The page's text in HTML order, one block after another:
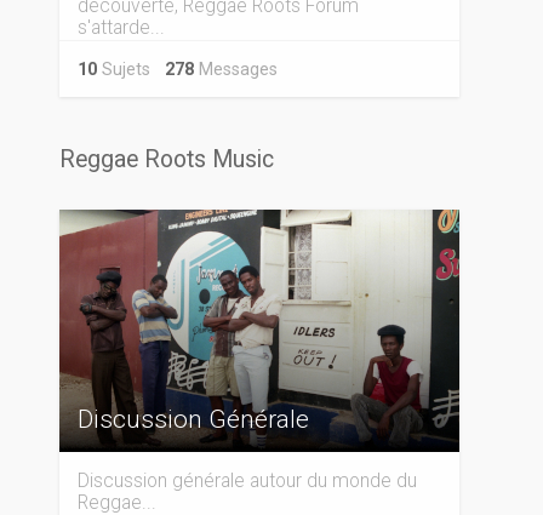
découverte, Reggae Roots Forum
s'attarde...
10Sujets 278Messages
Reggae Roots Music
Discussion Générale
Discussion générale autour du monde du
Reggae...